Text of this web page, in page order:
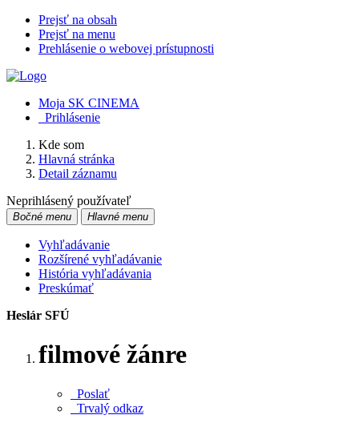
Prejsť na obsah
Prejsť na menu
Prehlásenie o webovej prístupnosti
Moja SK CINEMA
Prihlásenie
Kde som
Hlavná stránka
Detail záznamu
Neprihlásený používateľ
Bočné menu Hlavné menu
Vyhľadávanie
Rozšírené vyhľadávanie
História vyhľadávania
Preskúmať
Heslár SFÚ
filmové žánre
Poslať
Trvalý odkaz